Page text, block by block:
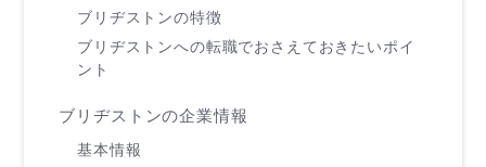
ブリヂストンの特徴
ブリヂストンへの転職でおさえておきたいポイ
ント
ブリヂストンの企業情報
基本情報